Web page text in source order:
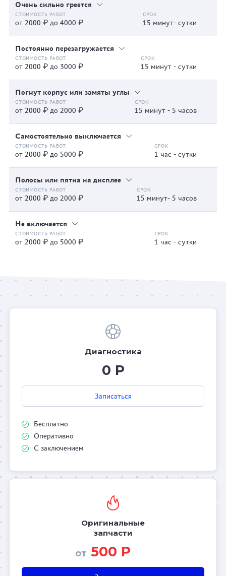
Очень сильно греется
от 2000 ₽ до 4000 ₽ 15 минут- сутки
Постоянно перезагружается
от 2000 ₽ до 3000 ₽ 15 минут - сутки
Погнут корпус или замяты углы
от 2000 ₽ до 2000 ₽ 15 минут - 5 часов
Самостоятельно выключается
от 2000 ₽ до 5000 ₽ 1 час - сутки
Полосы или пятна на дисплее
от 2000 ₽ до 2000 ₽ 15 минут- 5 часов
Не включается
от 2000 ₽ до 5000 ₽ 1 час - сутки
Диагностика
0 Р
Записаться
Бесплатно
Оперативно
С заключением
Оригинальные
запчасти
от 500 Р